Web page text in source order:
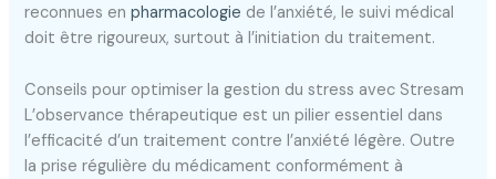
reconnues enpharmacologie de l’anxiété, le suivi médical
doit être rigoureux, surtout à l’initiation du traitement.
Conseils pour optimiser la gestion du stress avec Stresam
L’observance thérapeutique est un pilier essentiel dans
l’efficacité d’un traitement contre l’anxiété légère. Outre
la prise régulière du médicament conformément à